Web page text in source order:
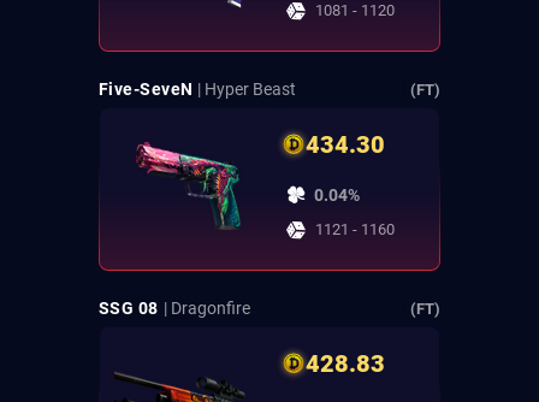
1081 - 1120
Five-SeveN | Hyper Beast (FT)
434.30
0.04%
1121 - 1160
SSG 08 | Dragonfire (FT)
428.83